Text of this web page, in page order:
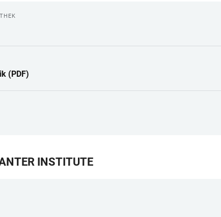
(PDF)
INSTITUTE